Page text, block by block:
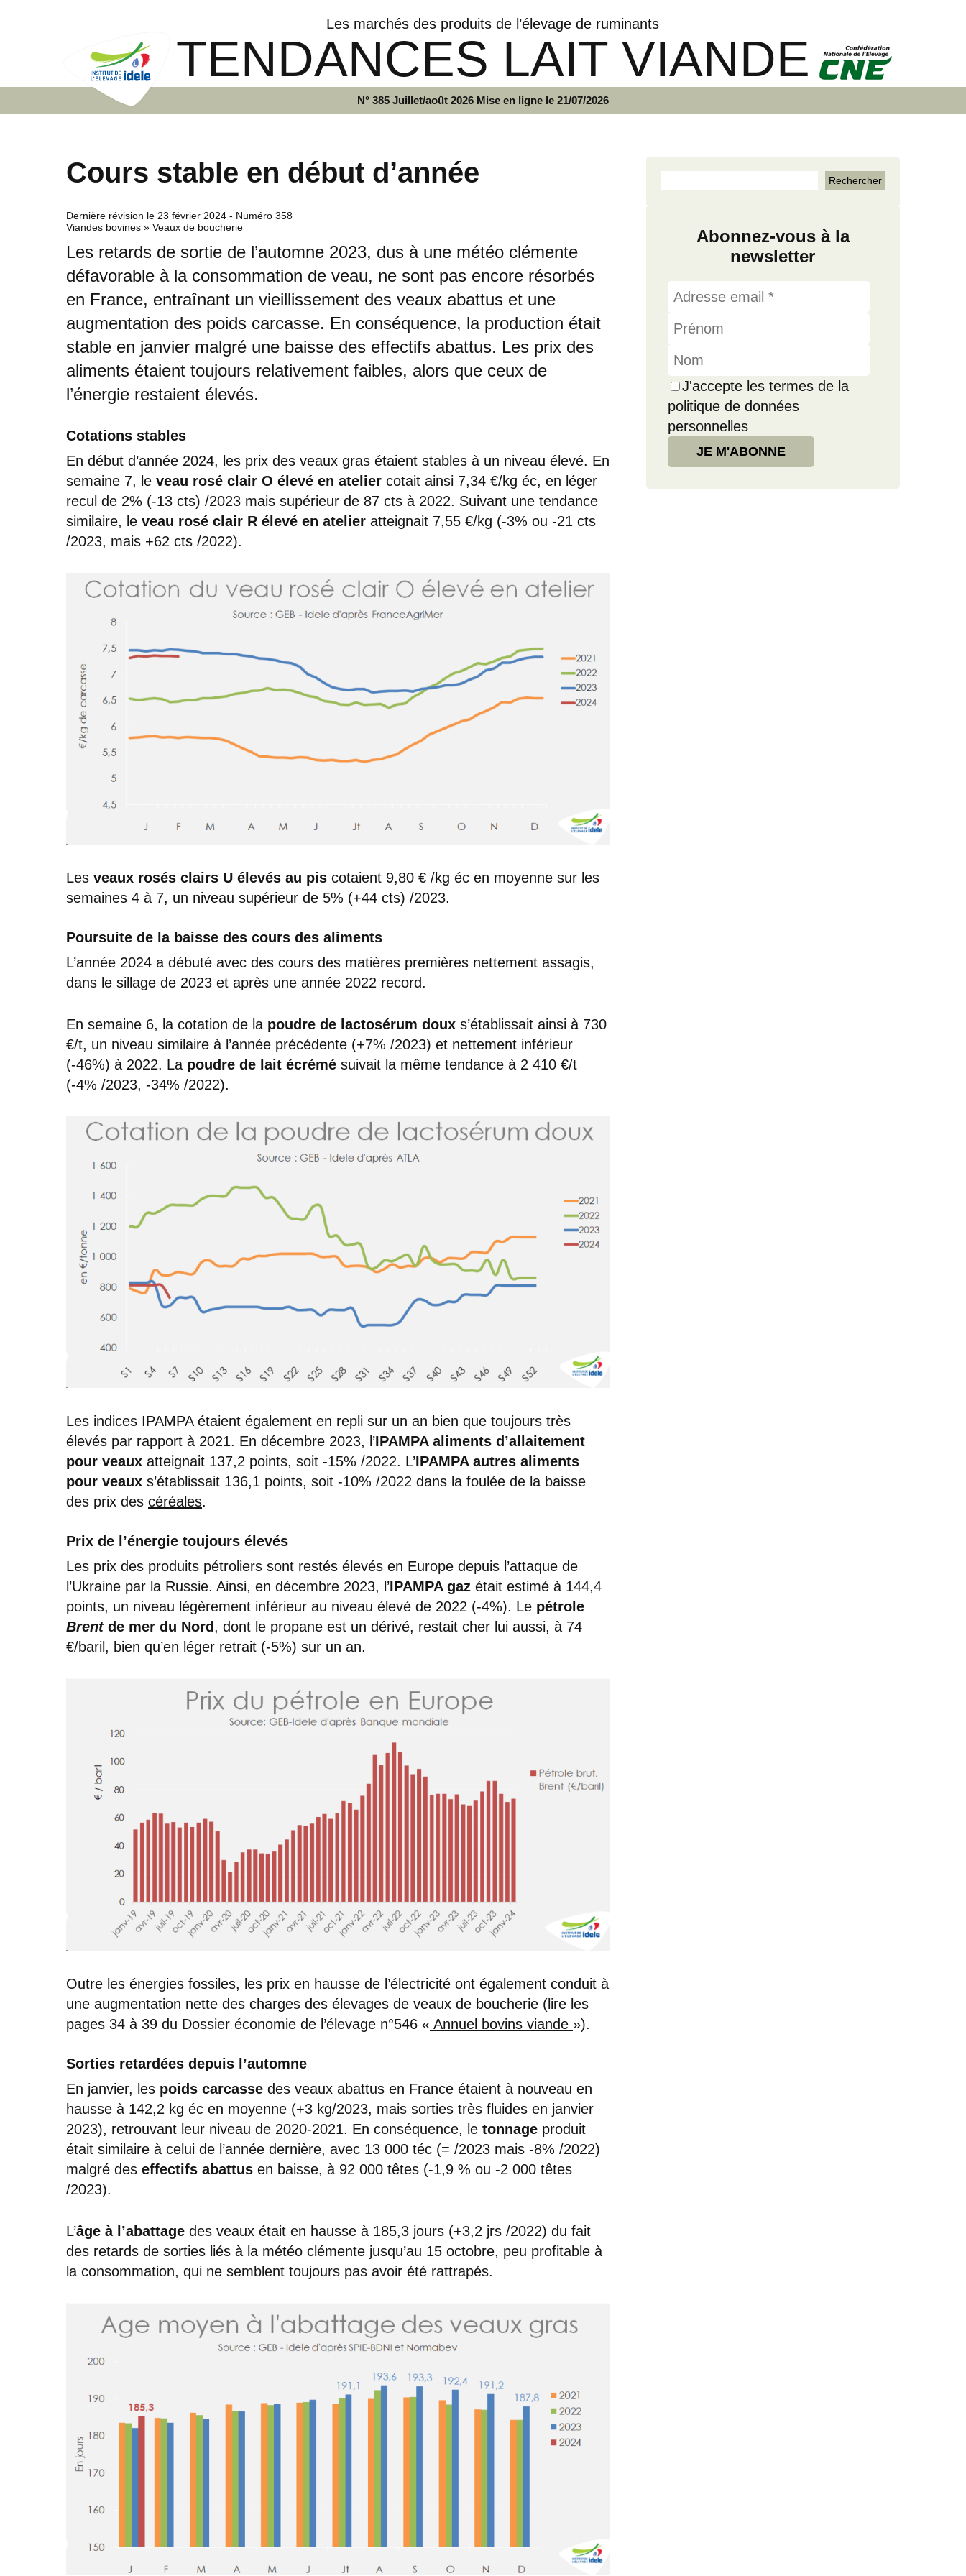
Les marchés des produits de l’élevage de ruminants
TENDANCES LAIT VIANDE
N° 385 Juillet/août 2026 Mise en ligne le 21/07/2026
Cours stable en début d’année
Dernière révision le 23 février 2024 - Numéro 358
Viandes bovines » Veaux de boucherie
Les retards de sortie de l’automne 2023, dus à une météo clémente
défavorable à la consommation de veau, ne sont pas encore résorbés
en France, entraînant un vieillissement des veaux abattus et une
augmentation des poids carcasse. En conséquence, la production était
stable en janvier malgré une baisse des effectifs abattus. Les prix des
aliments étaient toujours relativement faibles, alors que ceux de
l’énergie restaient élevés.
Cotations stables
En début d’année 2024, les prix des veaux gras étaient stables à un niveau élevé. En
semaine 7, le veau rosé clair O élevé en atelier cotait ainsi 7,34 €/kg éc, en léger
recul de 2% (-13 cts) /2023 mais supérieur de 87 cts à 2022. Suivant une tendance
similaire, le veau rosé clair R élevé en atelier atteignait 7,55 €/kg (-3% ou -21 cts
/2023, mais +62 cts /2022).
Les veaux rosés clairs U élevés au pis cotaient 9,80 € /kg éc en moyenne sur les
semaines 4 à 7, un niveau supérieur de 5% (+44 cts) /2023.
Poursuite de la baisse des cours des aliments
L’année 2024 a débuté avec des cours des matières premières nettement assagis,
dans le sillage de 2023 et après une année 2022 record.
En semaine 6, la cotation de la poudre de lactosérum doux s’établissait ainsi à 730
€/t, un niveau similaire à l’année précédente (+7% /2023) et nettement inférieur
(-46%) à 2022. La poudre de lait écrémé suivait la même tendance à 2 410 €/t
(-4% /2023, -34% /2022).
Les indices IPAMPA étaient également en repli sur un an bien que toujours très
élevés par rapport à 2021. En décembre 2023, l’IPAMPA aliments d’allaitement
pour veaux atteignait 137,2 points, soit -15% /2022. L’IPAMPA autres aliments
pour veaux s’établissait 136,1 points, soit -10% /2022 dans la foulée de la baisse
des prix des céréales.
Prix de l’énergie toujours élevés
Les prix des produits pétroliers sont restés élevés en Europe depuis l’attaque de
l’Ukraine par la Russie. Ainsi, en décembre 2023, l’IPAMPA gaz était estimé à 144,4
points, un niveau légèrement inférieur au niveau élevé de 2022 (-4%). Le pétrole
Brent de mer du Nord , dont le propane est un dérivé, restait cher lui aussi, à 74
€/baril, bien qu’en léger retrait (-5%) sur un an.
Outre les énergies fossiles, les prix en hausse de l’électricité ont également conduit à
une augmentation nette des charges des élevages de veaux de boucherie (lire les
pages 34 à 39 du Dossier économie de l’élevage n°546 « Annuel bovins viande »).
Sorties retardées depuis l’automne
En janvier, les poids carcasse des veaux abattus en France étaient à nouveau en
hausse à 142,2 kg éc en moyenne (+3 kg/2023, mais sorties très fluides en janvier
2023), retrouvant leur niveau de 2020-2021. En conséquence, le tonnage produit
était similaire à celui de l’année dernière, avec 13 000 téc (= /2023 mais -8% /2022)
malgré des effectifs abattus en baisse, à 92 000 têtes (-1,9 % ou -2 000 têtes
/2023).
L’âge à l’abattage des veaux était en hausse à 185,3 jours (+3,2 jrs /2022) du fait
des retards de sorties liés à la météo clémente jusqu’au 15 octobre, peu profitable à
la consommation, qui ne semblent toujours pas avoir été rattrapés.
Abonnez-vous à la
newsletter
J'accepte les termes de la
politique de données
personnelles